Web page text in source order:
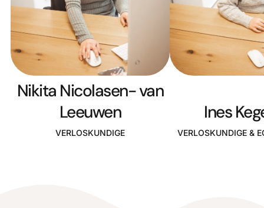
Nikita Nicolasen- van
Leeuwen
VERLOSKUNDIGE
Ines
VERLOSKUNDIGE &